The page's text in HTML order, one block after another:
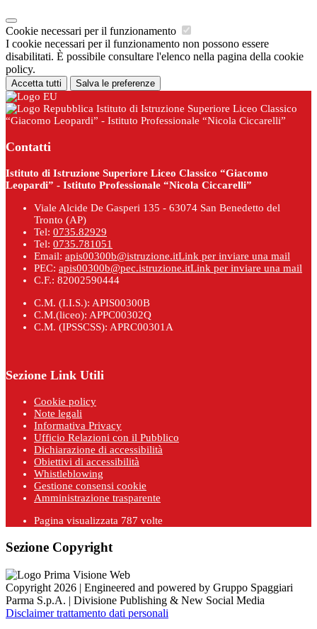
Cookie necessari per il funzionamento
I cookie necessari per il funzionamento non possono essere
disabilitati. È possibile consultare l'elenco nella pagina della cookie
policy.
Accetta tutti Salva le preferenze
Istituto di Istruzione Superiore Liceo Classico
“Giacomo Leopardi” - Istituto Professionale “Nicola Ciccarelli”
Contatti
Istituto di Istruzione Superiore Liceo Classico “Giacomo
Leopardi” - Istituto Professionale “Nicola Ciccarelli”
Viale Alcide De Gasperi 135 - 63074 San Benedetto del
Tronto (AP)
Tel: 0735.82929
Tel: 0735.781051
Email: apis00300b@istruzione.itLink per inviare una mail
PEC: apis00300b@pec.istruzione.itLink per inviare una mail
C.F.: 82002590444
C.M. (I.I.S.): APIS00300B
C.M.(liceo): APPC00302Q
C.M. (IPSSCSS): APRC00301A
Sezione Link Utili
Cookie policy
Note legali
Informativa Privacy
Ufficio Relazioni con il Pubblico
Dichiarazione di accessibilità
Obiettivi di accessibilità
Whistleblowing
Gestione consensi cookie
Amministrazione trasparente
Pagina visualizzata 787 volte
Sezione Copyright
Copyright 2026 | Engineered and powered by Gruppo Spaggiari
Parma S.p.A. | Divisione Publishing & New Social Media
Disclaimer trattamento dati personali